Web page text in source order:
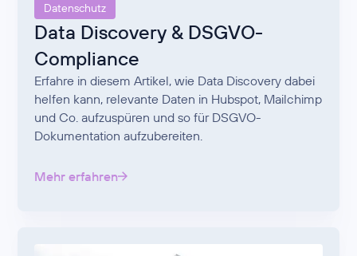
Datenschutz
Data Discovery & DSGVO-
Compliance
Erfahre in diesem Artikel, wie Data Discovery dabei
helfen kann, relevante Daten in Hubspot, Mailchimp
und Co. aufzuspüren und so für DSGVO-
Dokumentation aufzubereiten.
Mehr erfahren